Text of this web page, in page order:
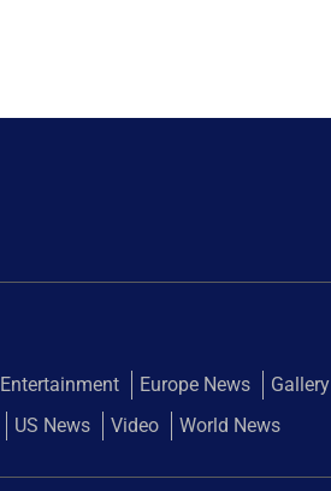
Entertainment Europe News Gallery
US News Video World News